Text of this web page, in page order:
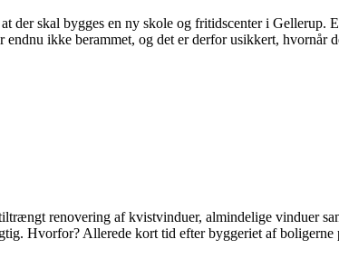
der skal bygges en ny skole og fritidscenter i
ikke berammet, og det er derfor usikkert,
renovering af kvistvinduer, almindelige vinduer
Hvorfor? Allerede kort tid efter byggeriet af